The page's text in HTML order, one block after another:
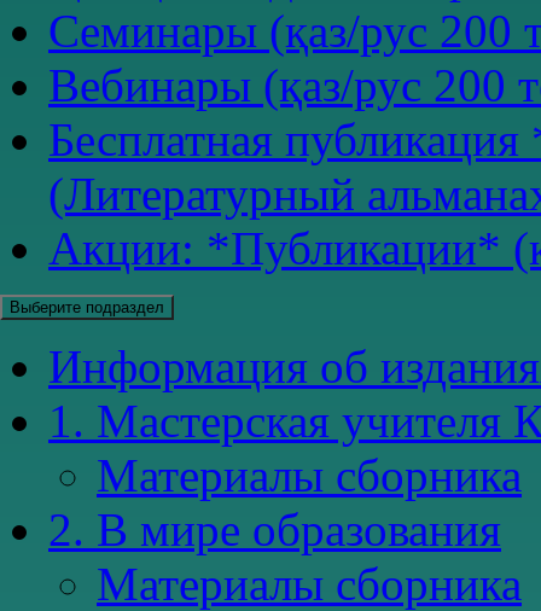
Семинары (қаз/рус 200
Вебинары (қаз/рус 200
Бесплатная
(Литературный
Акции: *Публикации*
Выберите подраздел
Информация об
1. Мастерская учителя
Материалы сборника
2. В мире образования
Материалы сборника